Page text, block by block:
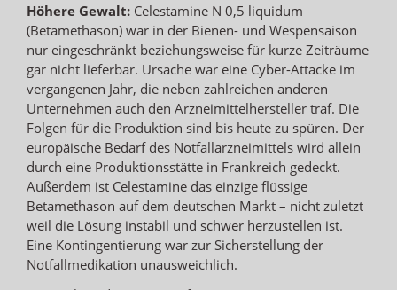
Höhere Gewalt: Celestamine N 0,5 liquidum
(Betamethason) war in der Bienen- und Wespensaison
nur eingeschränkt beziehungsweise für kurze Zeiträume
gar nicht lieferbar. Ursache war eine Cyber-Attacke im
vergangenen Jahr, die neben zahlreichen anderen
Unternehmen auch den Arzneimittelhersteller traf. Die
Folgen für die Produktion sind bis heute zu spüren. Der
europäische Bedarf des Notfallarzneimittels wird allein
durch eine Produktionsstätte in Frankreich gedeckt.
Außerdem ist Celestamine das einzige flüssige
Betamethason auf dem deutschen Markt – nicht zuletzt
weil die Lösung instabil und schwer herzustellen ist.
Eine Kontingentierung war zur Sicherstellung der
Notfallmedikation unausweichlich.